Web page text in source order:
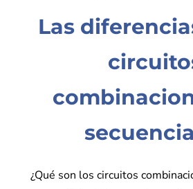
Las
¿Qué son los circuitos